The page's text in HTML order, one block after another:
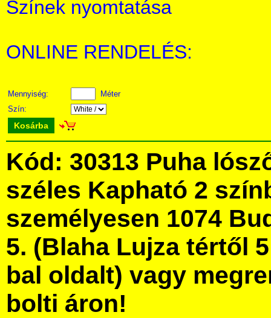
Színek nyomtatása
ONLINE RENDELÉS:
Mennyiség:
Méter
Szín:
Kosárba
Kód: 30313 Puha
széles Kapható 2
személyesen 1074
5. (Blaha Lujza tértől
bal oldalt) vagy
bolti áron!